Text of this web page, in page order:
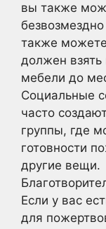
вы также
также
должен взять
мебели до
Социальные
часто
группы, где
готовности
другие вещи.
Если у вас
для